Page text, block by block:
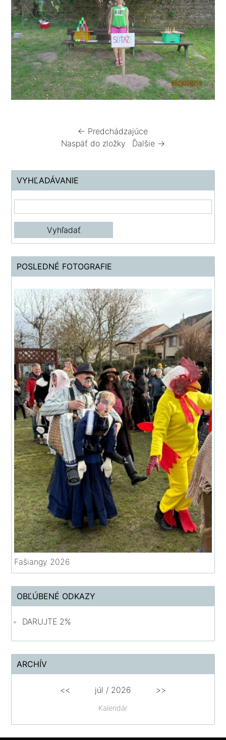
← Predchádzajúce
Naspäť do zložky
Ďalšie →
VYHĽADÁVANIE
POSLEDNÉ FOTOGRAFIE
Fašiangy 2026
OBĽÚBENÉ ODKAZY
DARUJTE 2%
ARCHÍV
Kalendár
<< júl / 2026 >>